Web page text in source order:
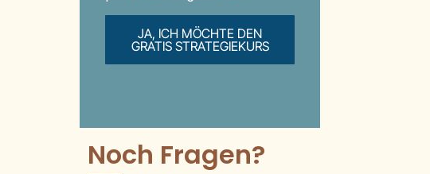
JA, ICH MÖCHTE DEN
GRATIS STRATEGIEKURS
Noch Fragen?